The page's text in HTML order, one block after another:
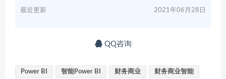
最近更新 2021年06月28日
QQ咨询
Power BI 智能Power BI 财务商业 财务商业智能